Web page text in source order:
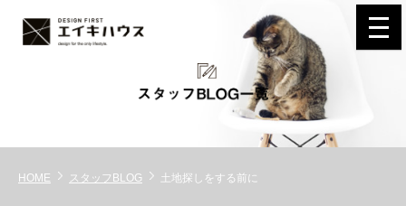
HOME スタッフBLOG 土地探しをする前に